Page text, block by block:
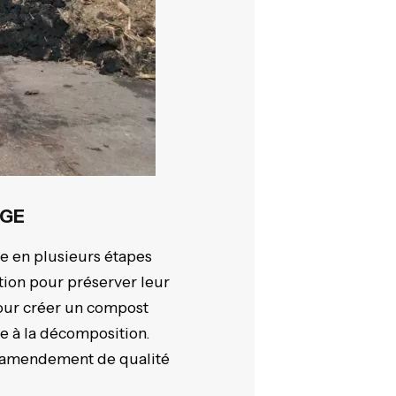
en plusieurs étapes
pour préserver leur
créer un compost
à la décomposition.
de qualité